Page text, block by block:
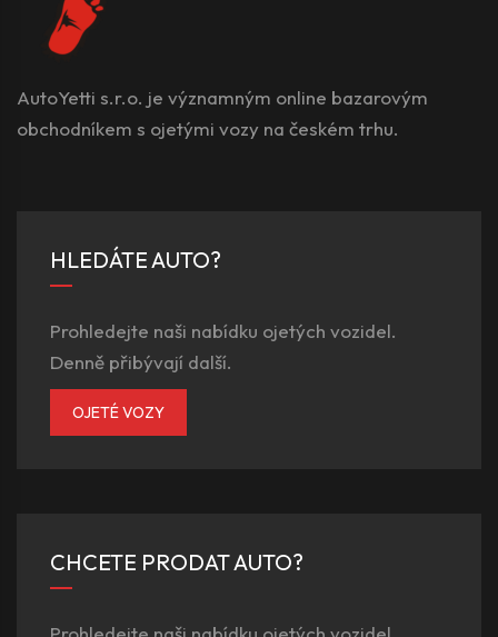
AutoYetti s.r.o. je významným online bazarovým
obchodníkem s ojetými vozy na českém trhu.
HLEDÁTE AUTO?
Prohledejte naši nabídku ojetých vozidel.
Denně přibývají další.
OJETÉ VOZY
CHCETE PRODAT AUTO?